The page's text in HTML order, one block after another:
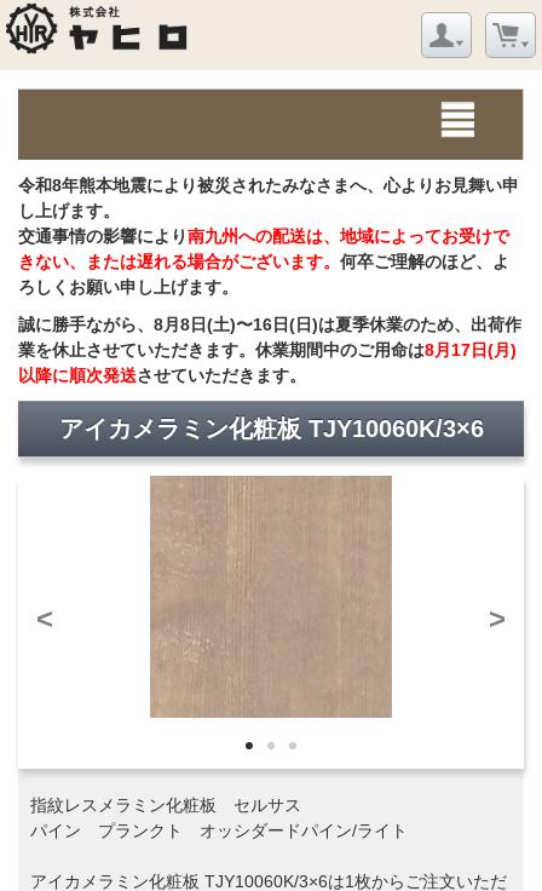
令和8年熊本地震により被災されたみなさまへ、心よりお見舞い申
し上げます。
交通事情の影響により南九州への配送は、地域によってお受けで
きない、または遅れる場合がございます。 何卒ご理解のほど、よ
ろしくお願い申し上げます。
誠に勝手ながら、8月8日(土)〜16日(日)は夏季休業のため、出荷作
業を休止させていただきます。休業期間中のご用命は8月17日(月)
以降に順次発送させていただきます。
アイカメラミン化粧板 TJY10060K/3×6
< >
指紋レスメラミン化粧板 セルサス
パイン プランクト オッシダードパイン/ライト
アイカメラミン化粧板 TJY10060K/3×6は1枚からご注文いただ